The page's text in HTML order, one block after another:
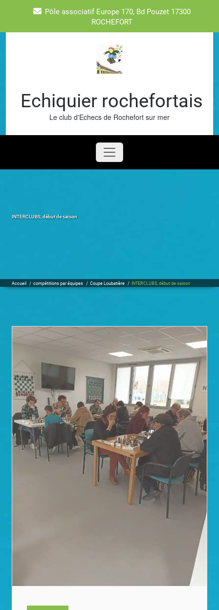
Pôle associatif Europe 170, Bd Pouzet 17300
ROCHEFORT
Echiquier rochefortais
Le club d'Echecs de Rochefort sur mer
INTERCLUBS, début de saison
Accueil / compétitions par équipes / Coupe Loubatière / INTERCLUBS, début de saison